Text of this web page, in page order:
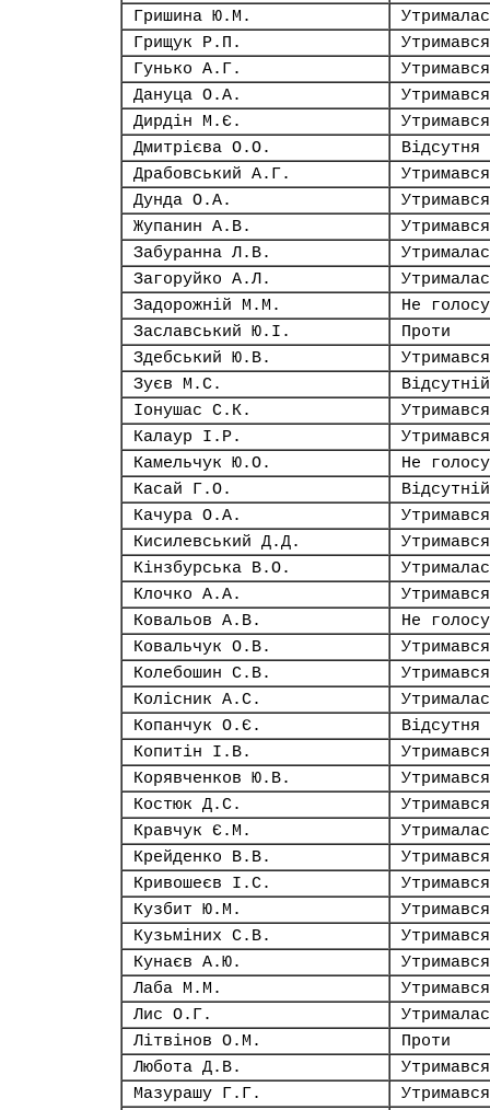
Гришина Ю.М.
Грищук Р.П.
Утримався
Гунько А.Г.
Утримався
Дануца О.А.
Утримався
Дирдін М.Є.
Утримався
Дмитрієва О.О.
Відсутня
Драбовський А.Г.
Утримався
Дунда О.А.
Утримався
Жупанин А.В.
Утримався
Забуранна Л.В.
Загоруйко А.Л.
Задорожній М.М.
Не
Заславський Ю.І.
Проти
Здебський Ю.В.
Утримався
Зуєв М.С.
Відсутній
Іонушас С.К.
Утримався
Калаур І.Р.
Утримався
Камельчук Ю.О.
Не
Касай Г.О.
Відсутній
Качура О.А.
Утримався
Кисилевський Д.Д.
Утримався
Кінзбурська В.О.
Клочко А.А.
Утримався
Ковальов А.В.
Не
Ковальчук О.В.
Утримався
Колебошин С.В.
Утримався
Колісник А.С.
Копанчук О.Є.
Відсутня
Копитін І.В.
Утримався
Корявченков Ю.В.
Утримався
Костюк Д.С.
Утримався
Кравчук Є.М.
Крейденко В.В.
Утримався
Кривошеєв І.С.
Утримався
Кузбит Ю.М.
Утримався
Кузьміних С.В.
Утримався
Кунаєв А.Ю.
Утримався
Лаба М.М.
Утримався
Лис О.Г.
Літвінов О.М.
Проти
Любота Д.В.
Утримався
Мазурашу Г.Г.
Утримався